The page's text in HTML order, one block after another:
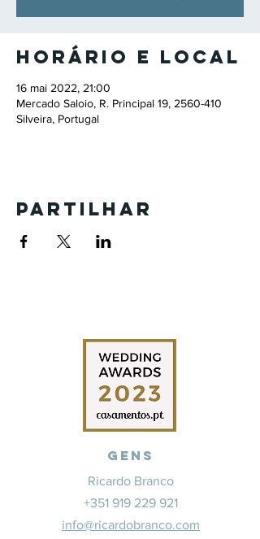
Horário e local
16 mai 2022, 21:00
Mercado Saloio, R. Principal 19, 2560-410
Silveira, Portugal
Partilhar
Gens
Ricardo Branco
+351 919 229 921
info@ricardobranco.com